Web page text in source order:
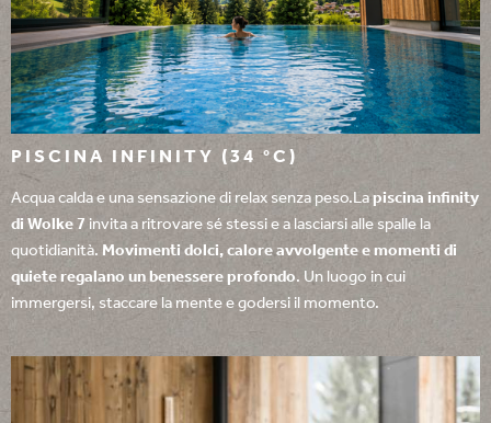
PISCINA INFINITY (34 °C)
Acqua calda e una sensazione di relax senza peso.Lapiscina infinity
di Wolke 7 invita a ritrovare sé stessi e a lasciarsi alle spalle la
quotidianità. Movimenti dolci, calore avvolgente e momenti di
quiete regalano un benessere profondo. Un luogo in cui
immergersi, staccare la mente e godersi il momento.